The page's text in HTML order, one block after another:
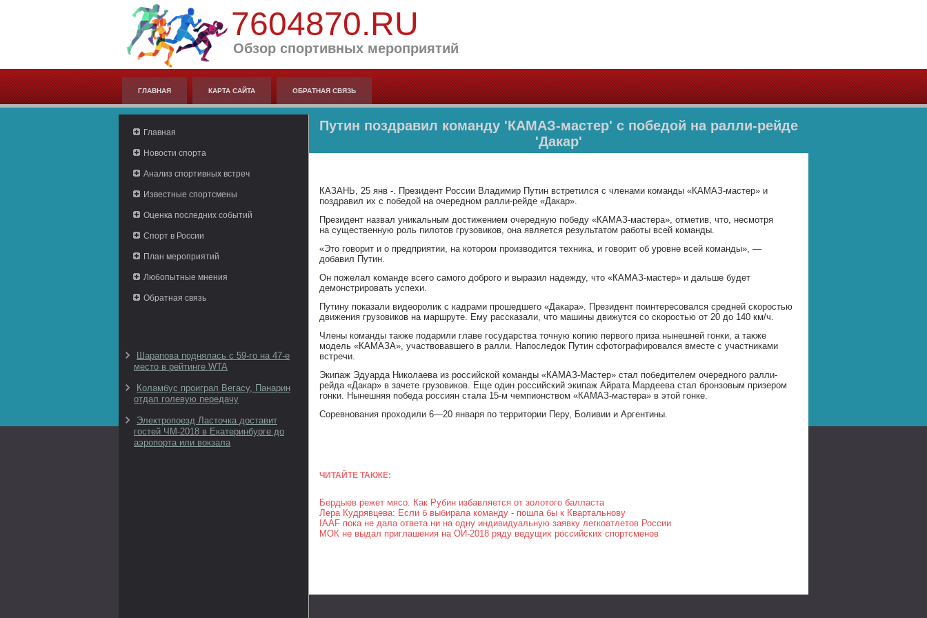
7604870.RU
Обзор спортивных мероприятий
ГЛАВНАЯ КАРТА САЙТА ОБРАТНАЯ СВЯЗЬ
Главная
Новости спорта
Анализ спортивных встреч
Известные спортсмены
Оценка последних событий
Спорт в России
План мероприятий
Любопытные мнения
Обратная связь
Шарапова поднялась с 59-го на 47-е
место в рейтинге WTA
Коламбус проиграл Вегасу, Панарин
отдал голевую передачу
Электропоезд Ласточка доставит
гостей ЧМ-2018 в Екатеринбурге до
аэропорта или вокзала
Путин поздравил команду 'КАМАЗ-мастер' с победой на ралли-рейде
'Дакар'
КАЗАНЬ, 25 янв -. Президент России Владимир Путин встретился с членами команды «КАМАЗ-мастер» и
поздравил их с победой на очередном ралли-рейде «Дакар».
Президент назвал уникальным достижением очередную победу «КАМАЗ-мастера», отметив, что, несмотря
на существенную роль пилотов грузовиков, она является результатом работы всей команды.
«Это говорит и о предприятии, на котором производится техника, и говорит об уровне всей команды», —
добавил Путин.
Он пожелал команде всего самого доброго и выразил надежду, что «КАМАЗ-мастер» и дальше будет
демонстрировать успехи.
Путину показали видеоролик с кадрами прошедшего «Дакара». Президент поинтересовался средней скоростью
движения грузовиков на маршруте. Ему рассказали, что машины движутся со скоростью от 20 до 140 км/ч.
Члены команды также подарили главе государства точную копию первого приза нынешней гонки, а также
модель «КАМАЗА», участвовавшего в ралли. Напоследок Путин сфотографировался вместе с участниками
встречи.
Экипаж Эдуарда Николаева из российской команды «КАМАЗ-Мастер» стал победителем очередного ралли-
рейда «Дакар» в зачете грузовиков. Еще один российский экипаж Айрата Мардеева стал бронзовым призером
гонки. Нынешняя победа россиян стала 15-м чемпионством «КАМАЗ-мастера» в этой гонке.
Соревнования проходили 6—20 января по территории Перу, Боливии и Аргентины.
ЧИТАЙТЕ ТАКЖЕ:
Бердыев режет мясо. Как Рубин избавляется от золотого балласта
Лера Кудрявцева: Если б выбирала команду - пошла бы к Квартальнову
IAAF пока не дала ответа ни на одну индивидуальную заявку легкоатлетов России
МОК не выдал приглашения на ОИ-2018 ряду ведущих российских спортсменов